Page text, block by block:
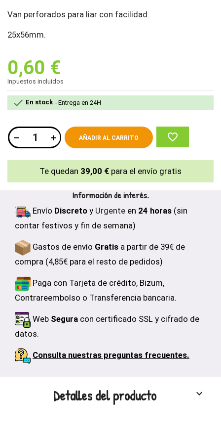
Van perforados para liar con facilidad.
25x56mm.
0,60 €
Inpuestos incluidos
 En stock Entrega en 24H
AÑADIR AL CARRITO favorite_border
Te quedan 39,00 € para el envío gratis
Información de interés.
Envío Discreto y Urgente en 24 horas (sin
contar festivos y fin de semana)
Gastos de envío Gratis a partir de 39€ de
compra (4,85€ para el resto de pedidos)
Paga con Tarjeta de crédito, Bizum,
Contrareembolso o Transferencia bancaria.
Web Segura con certificado SSL y cifrado de
datos.
Consulta nuestras preguntas frecuentes.
Detalles del producto keyboard_arrow_down